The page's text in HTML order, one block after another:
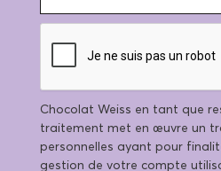
Chocolat Weiss en tant que
traitement met en œuvre un
personnelles ayant pour
gestion de votre compte